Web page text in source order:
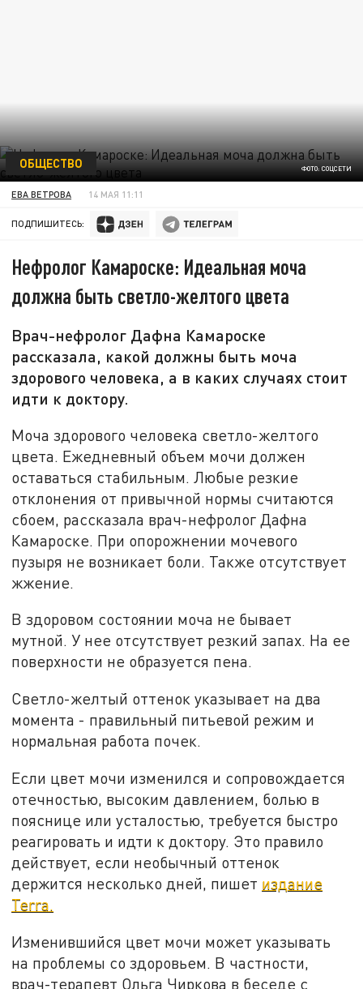
ФОТО: СОЦСЕТИ
ОБЩЕСТВО
ЕВА ВЕТРОВА 14 МАЯ 11:11
ПОДПИШИТЕСЬ:
Нефролог Камароске: Идеальная моча
должна быть светло-желтого цвета
Врач-нефролог Дафна Камароске
рассказала, какой должны быть моча
здорового человека, а в каких случаях стоит
идти к доктору.
Моча здорового человека светло-желтого
цвета. Ежедневный объем мочи должен
оставаться стабильным. Любые резкие
отклонения от привычной нормы считаются
сбоем, рассказала врач-нефролог Дафна
Камароске. При опорожнении мочевого
пузыря не возникает боли. Также отсутствует
жжение.
В здоровом состоянии моча не бывает
мутной. У нее отсутствует резкий запах. На ее
поверхности не образуется пена.
Светло-желтый оттенок указывает на два
момента - правильный питьевой режим и
нормальная работа почек.
Если цвет мочи изменился и сопровождается
отечностью, высоким давлением, болью в
пояснице или усталостью, требуется быстро
реагировать и идти к доктору. Это правило
действует, если необычный оттенок
держится несколько дней, пишет издание
Terra.
Изменившийся цвет мочи может указывать
на проблемы со здоровьем. В частности,
врач-терапевт Ольга Чиркова в беседе с